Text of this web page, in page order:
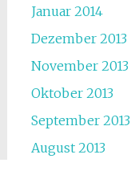
Januar 2014
Dezember 2013
November 2013
Oktober 2013
September 2013
August 2013